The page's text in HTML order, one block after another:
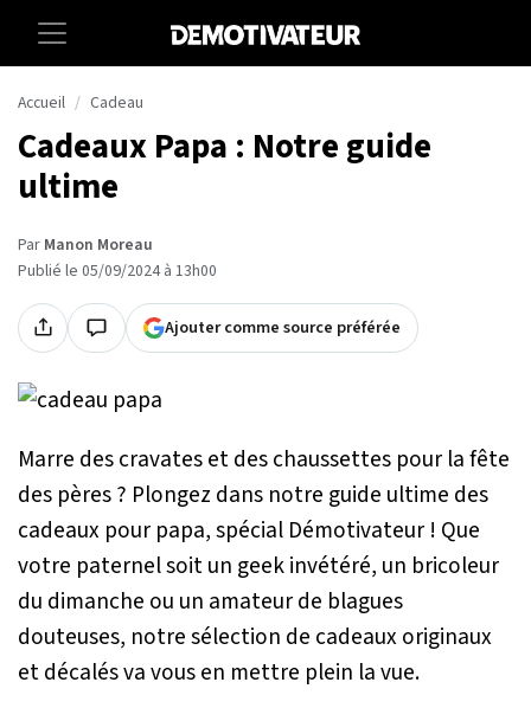
Accueil Cadeau
Cadeaux Papa : Notre guide
ultime
Par Manon Moreau
Publié le 05/09/2024 à 13h00
Ajouter comme source préférée
Marre des cravates et des chaussettes pour la fête
des pères ? Plongez dans notre guide ultime des
cadeaux pour papa, spécial Démotivateur ! Que
votre paternel soit un geek invétéré, un bricoleur
du dimanche ou un amateur de blagues
douteuses, notre sélection de cadeaux originaux
et décalés va vous en mettre plein la vue.